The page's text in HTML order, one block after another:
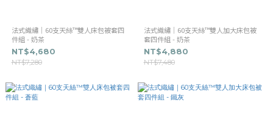
法式織繡｜60支天絲™雙人床包被套四
件組 - 奶茶
NT$4,680
NT$7,280
法式織繡｜60支天絲™雙人加大床包被
套四件組 - 奶茶
NT$4,880
NT$7,480